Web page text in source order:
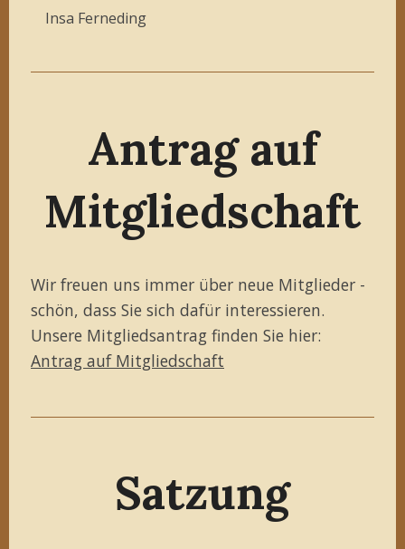
Insa Ferneding
Antrag auf
Mitgliedschaft
Wir freuen uns immer über neue Mitglieder -
schön, dass Sie sich dafür interessieren.
Unsere Mitgliedsantrag finden Sie hier:
Antrag auf Mitgliedschaft
Satzung